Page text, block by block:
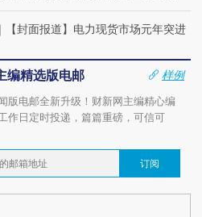
｜ 【封面报道】电力现货市场元年突进
编精选版电邮
样例
版电邮全新升级！财新网主编精心编
作日定时投递，篇篇重磅，可信可
订阅